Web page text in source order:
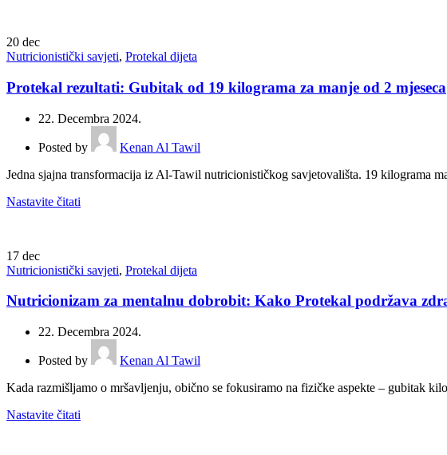
20 dec
Nutricionistički savjeti, Protekal dijeta
Protekal rezultati: Gubitak od 19 kilograma za manje od 2 mjeseca
22. Decembra 2024.
Posted by
Kenan Al Tawil
Jedna sjajna transformacija iz Al-Tawil nutricionističkog savjetovališta. 19 kilograma
Nastavite čitati
17 dec
Nutricionistički savjeti, Protekal dijeta
Nutricionizam za mentalnu dobrobit: Kako Protekal podržava
22. Decembra 2024.
Posted by
Kenan Al Tawil
Kada razmišljamo o mršavljenju, obično se fokusiramo na fizičke aspekte – gubitak
Nastavite čitati